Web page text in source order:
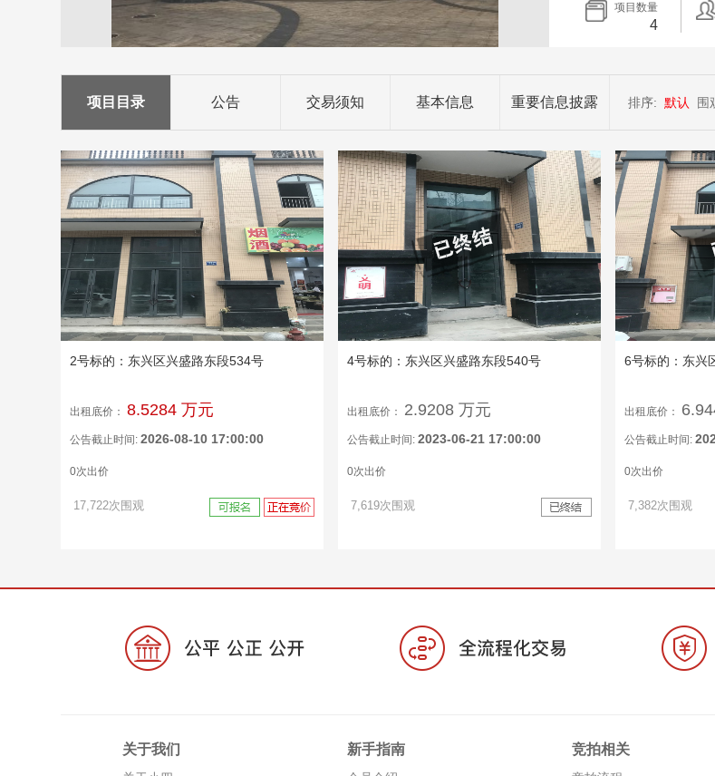
项目数量
4
项目目录 公告 交易须知 基本信息 重要信息披露 排序: 默认 围
2号标的：东兴区兴盛路东段534号
出租底价： 8.5284 万元
公告截止时间: 2026-08-10 17:00:00
0次出价
17,722次围观
4号标的：东兴区兴盛路东段540号
出租底价： 2.9208 万元
公告截止时间: 2023-06-21 17:00:00
0次出价
7,619次围观
6号标的：东兴
出租底价：
公告截止时间:
0次出价
7,382次围观
关于我们 新手指南 竞拍相关